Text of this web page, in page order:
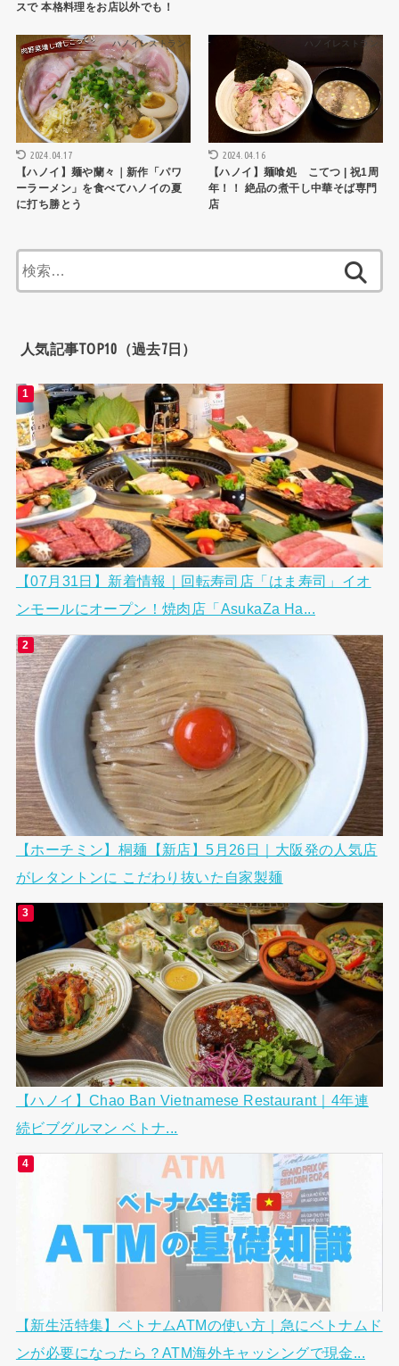
スで 本格料理をお店以外でも！
ハノイレストラン
2024.04.17
【ハノイ】麺や蘭々｜新作「パワ
ーラーメン」を食べてハノイの夏
に打ち勝とう
ハノイレストラン
2024.04.16
【ハノイ】麺喰処 こてつ | 祝1周
年！！ 絶品の煮干し中華そば専門
店
索:
人気記事TOP10（過去7日）
【07月31日】新着情報｜回転寿司店「はま寿司」イオ
ンモールにオープン！焼肉店「AsukaZa Ha...
【ホーチミン】桐麺【新店】5月26日｜大阪発の人気店
がレタントンに こだわり抜いた自家製麺
【ハノイ】Chao Ban Vietnamese Restaurant｜4年連
続ビブグルマン ベトナ...
【新生活特集】ベトナムATMの使い方｜急にベトナムド
ンが必要になったら？ATM海外キャッシングで現金...